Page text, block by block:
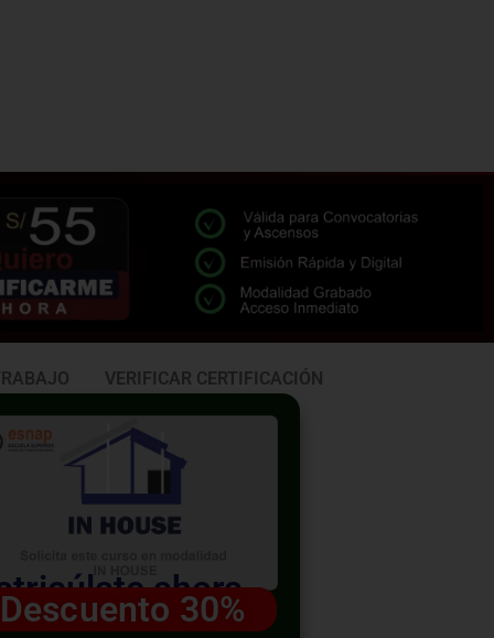
VERIFICAR CERTIFICACIÓN
ahora
Descuento 30%